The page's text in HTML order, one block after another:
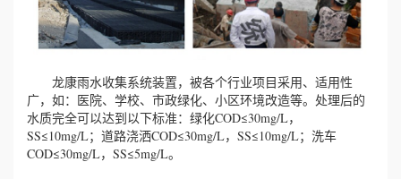
龙康雨水收集系统装置，被各个行业项目采用、适用性
广，如：医院、学校、市政绿化、小区环境改造等。处理后的
水质完全可以达到以下标准：绿化COD≤30mg/L，
SS≤10mg/L；道路浇洒COD≤30mg/L，SS≤10mg/L；洗车
COD≤30mg/L，SS≤5mg/L。